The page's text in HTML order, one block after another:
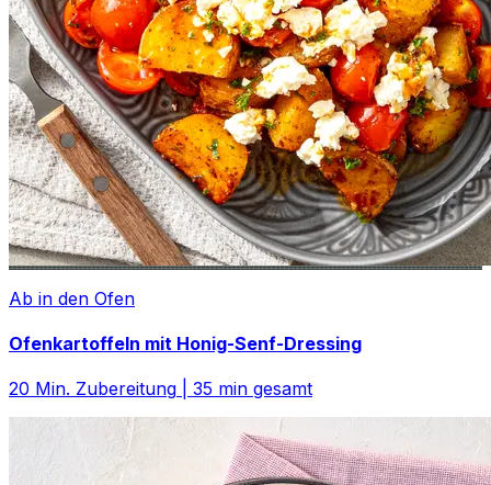
Ab in den Ofen
Ofenkartoffeln mit Honig-Senf-Dressing
20 Min. Zubereitung 35 min gesamt